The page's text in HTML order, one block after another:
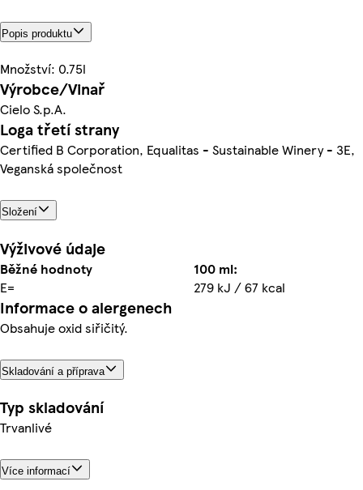
Popis produktu
Množství: 0.75l
Výrobce/Vinař
Cielo S.p.A.
Loga třetí strany
Certified B Corporation, Equalitas - Sustainable Winery - 3E,
Veganská společnost
Složení
Výživové údaje
Běžné hodnoty
100 ml:
E=
279 kJ / 67 kcal
Informace o alergenech
Obsahuje oxid siřičitý.
Skladování a příprava
Typ skladování
Trvanlivé
Více informací